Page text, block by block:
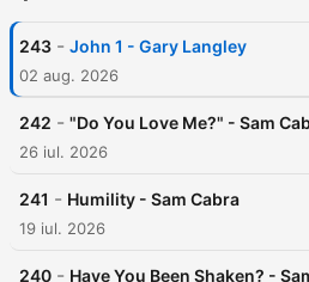
243 - John 1 - Gary Langley
02 aug. 2026
242 - "Do You Love Me?" - Sam
26 iul. 2026
241 - Humility - Sam Cabra
19 iul. 2026
240 - Have You Been Shaken? -